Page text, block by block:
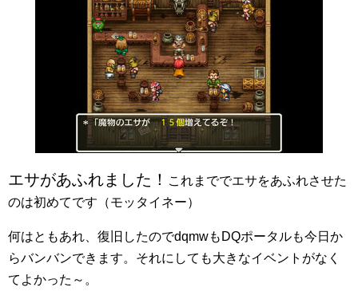
エサがあふれました！
これまででエサをあふれさせた
のは初めてです（モッタイネー）
何はともあれ、復旧したのでdqmwもDQポータルも今日か
らバンバンできます。それにしても大きなイベントがなく
てよかった～。